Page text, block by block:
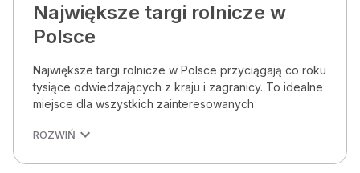
Największe targi rolnicze w
Polsce
Największe targi rolnicze w Polsce przyciągają co roku
tysiące odwiedzających z kraju i zagranicy. To idealne
miejsce dla wszystkich zainteresowanych
ROZWIŃ